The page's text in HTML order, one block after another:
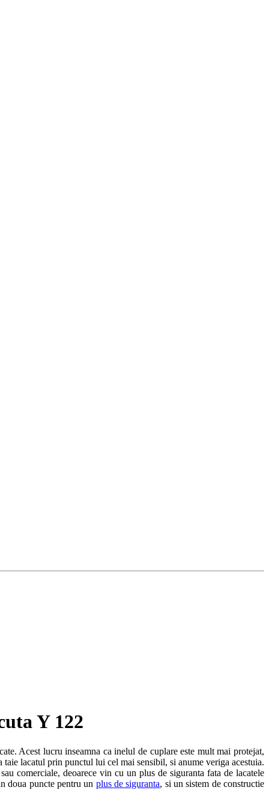
Y 122
Acest lucru inseamna ca inelul de cuplare este mult mai protejat,
taie lacatul prin punctul lui cel mai sensibil, si anume veriga acestuia.
comerciale, deoarece vin cu un plus de siguranta fata de lacatele
doua puncte pentru un plus de siguranta, si un sistem de constructie